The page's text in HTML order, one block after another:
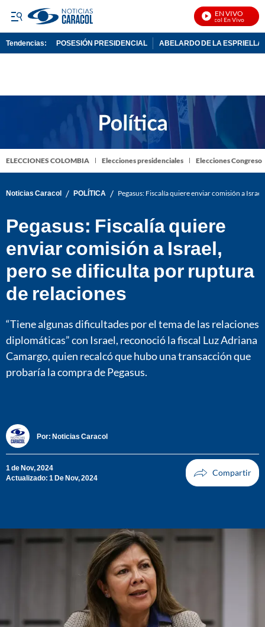
EN VIVO
Noticias Caracol En Vivo
Tendencias: POSESIÓN PRESIDENCIAL ABELARDO DE LA ESPRIELLA
ELECCIONES COLOMBIA Elecciones presidenciales Elecciones Congreso
Noticias Caracol / POLÍTICA / Pegasus: Fiscalía quiere enviar comisión a
Pegasus: Fiscalía quiere
enviar comisión a Israel,
pero se dificulta por ruptura
de relaciones
“Tiene algunas dificultades por el tema de las relaciones
diplomáticas” con Israel, reconoció la fiscal Luz Adriana
Camargo, quien recalcó que hubo una transacción que
probaría la compra de Pegasus.
Por: Noticias Caracol
1 de Nov, 2024
Actualizado: 1 De Nov, 2024